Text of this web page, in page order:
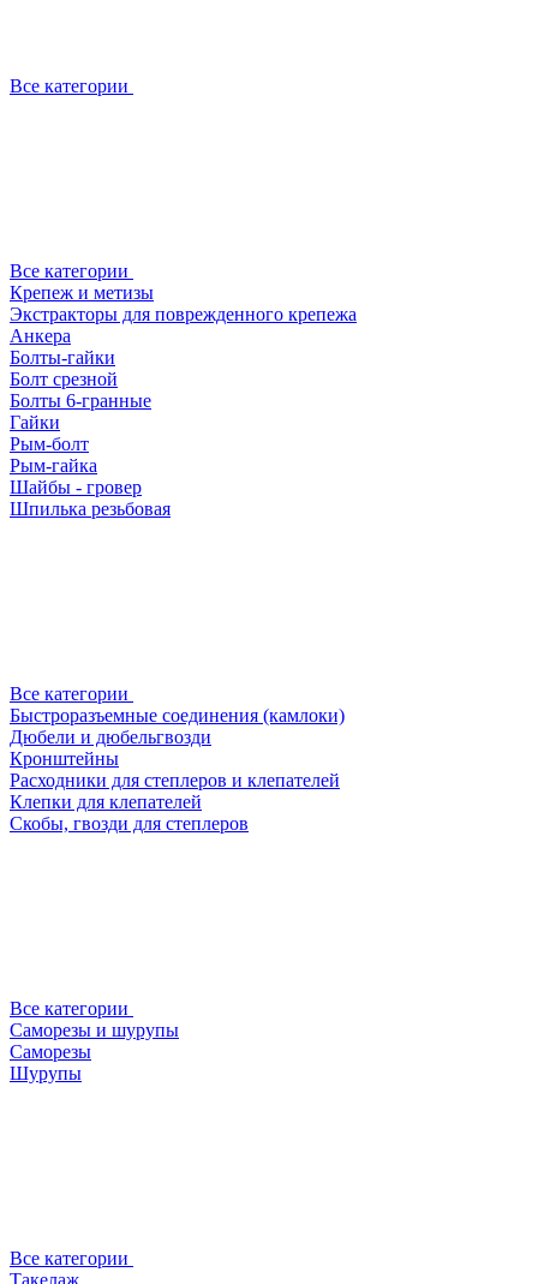
Все категории
Все категории
Крепеж и метизы
Экстракторы для поврежденного крепежа
Анкера
Болты-гайки
Болт срезной
Болты 6-гранные
Гайки
Рым-болт
Рым-гайка
Шайбы - гровер
Шпилька резьбовая
Все категории
Быстроразъемные соединения (камлоки)
Дюбели и дюбельгвозди
Кронштейны
Расходники для степлеров и клепателей
Клепки для клепателей
Скобы, гвозди для степлеров
Все категории
Саморезы и шурупы
Саморезы
Шурупы
Все категории
Такелаж